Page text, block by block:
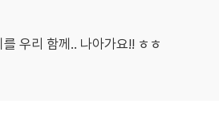
우리 함께.. 나아가요!! ㅎㅎ